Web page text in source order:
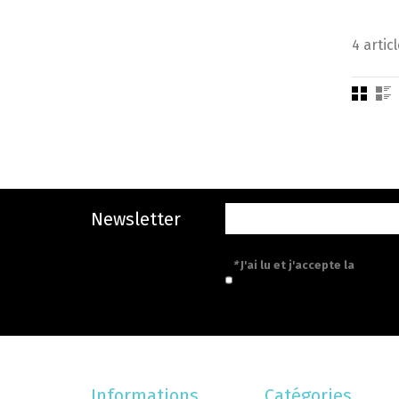
4
Newsletter
*J'ai lu et j'accepte la